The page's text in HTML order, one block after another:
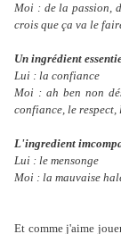
Moi : de la passion,
crois que ça va le
Un ingrédient
Lui : la confiance
Moi : ah ben non
confiance, le respect,
L'ingredient
Lui : le mensonge
Moi : la mauvaise
Et comme j'aime